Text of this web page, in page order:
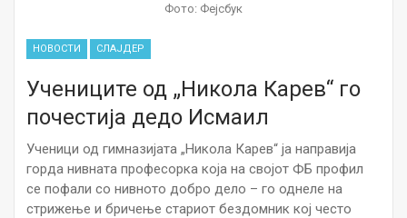
Фото: Фејсбук
НОВОСТИ СЛАЈДЕР
Учениците од „Никола Карев“ го
почестија дедо Исмаил
Ученици од гимназијата „Никола Карев“ ја направија
горда нивната професорка која на својот ФБ профил
се пофали со нивното добро дело – го однеле на
стрижење и бричење стариот бездомник кој често